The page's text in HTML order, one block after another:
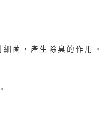
菌，產生除臭的作用。